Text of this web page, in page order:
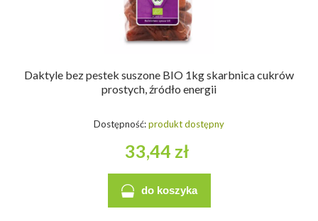
Daktyle bez pestek suszone BIO 1kg skarbnica cukrów
prostych, źródło energii
Dostępność:produkt dostępny
33,44 zł
do koszyka